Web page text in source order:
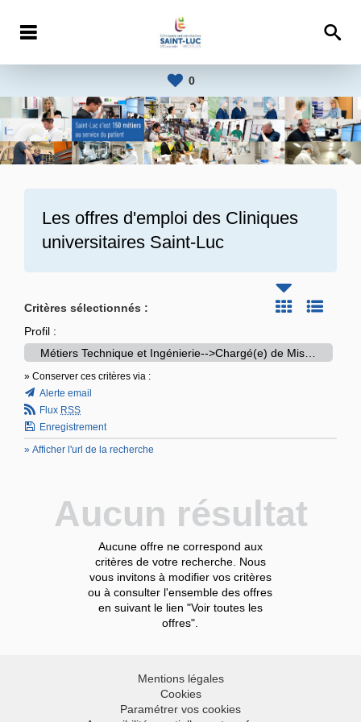
0
Les offres d'emploi des Cliniques
universitaires Saint-Luc
Critères sélectionnés :
Profil :
Métiers Technique et Ingénierie-->Chargé(e) de Missions HVAC-S
» Conserver ces critères via :
Alerte email
Flux RSS
Enregistrement
» Afficher l'url de la recherche
Aucun résultat
Aucune offre ne correspond aux
critères de votre recherche. Nous
vous invitons à modifier vos critères
ou à consulter l'ensemble des offres
en suivant le lien "Voir toutes les
offres".
Mentions légales
Cookies
Paramétrer vos cookies